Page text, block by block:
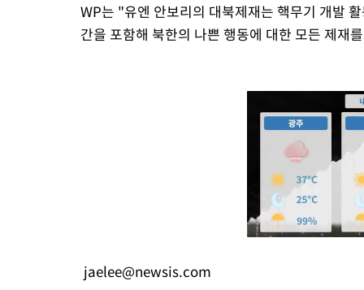
WP는 "유엔 안보리의 대북제재는 핵무기 개발
간을 포함해 북한의 나쁜 행동에 대한 모든 제재
jaelee@newsis.com